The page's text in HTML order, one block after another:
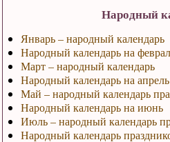
Народный
Январь – народный календарь
Народный календарь на
Март – народный календарь
Народный календарь на апрель
Май – народный календарь
Народный календарь на июнь
Июль – народный календарь
Народный календарь